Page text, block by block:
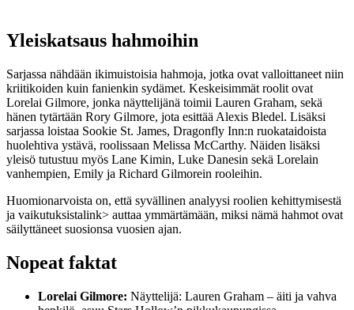
Yleiskatsaus hahmoihin
Sarjassa nähdään ikimuistoisia hahmoja, jotka ovat valloittaneet niin
kriitikoiden kuin fanienkin sydämet. Keskeisimmät roolit ovat
Lorelai Gilmore, jonka näyttelijänä toimii Lauren Graham, sekä
hänen tytärtään Rory Gilmore, jota esittää Alexis Bledel. Lisäksi
sarjassa loistaa Sookie St. James, Dragonfly Inn:n ruokataidoista
huolehtiva ystävä, roolissaan Melissa McCarthy. Näiden lisäksi
yleisö tutustuu myös Lane Kimin, Luke Danesin sekä Lorelain
vanhempien, Emily ja Richard Gilmorein rooleihin.
Huomionarvoista on, että syvällinen analyysi roolien kehittymisestä
ja vaikutuksistalink> auttaa ymmärtämään, miksi nämä hahmot ovat
säilyttäneet suosionsa vuosien ajan.
Nopeat faktat
Lorelai Gilmore: Näyttelijä: Lauren Graham – äiti ja vahva